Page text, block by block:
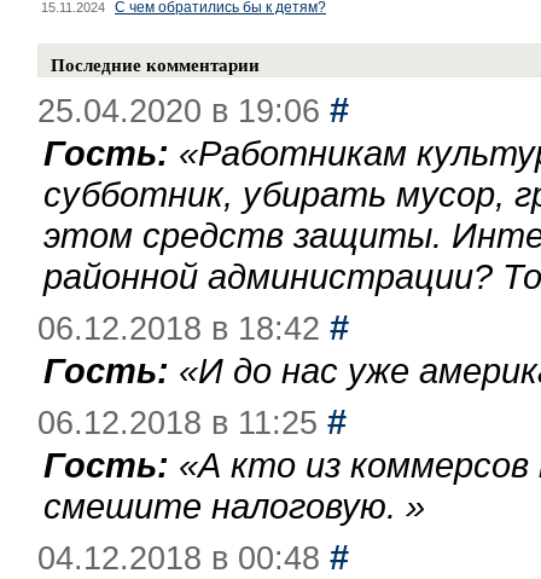
15.11.2024 С чем обратились бы к детям?
Последние комментарии
25.04.2020 в 19:06 #
Гость: «Работникам
субботник, убирать мусор,
этом средств защиты.
районной администрации?
06.12.2018 в 18:42 #
Гость: «И до нас уже
06.12.2018 в 11:25 #
Гость: «А кто из
смешите налоговую. »
04.12.2018 в 00:48 #